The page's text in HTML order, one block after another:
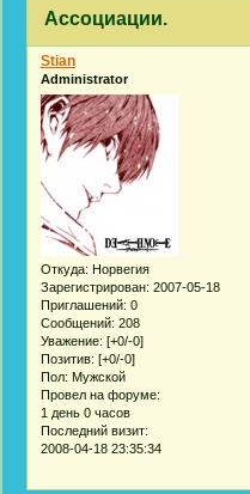
Ассоциации.
Stian
Administrator
Откуда: Норвегия
Зарегистрирован: 2007-05-18
Приглашений: 0
Сообщений: 208
Уважение: [+0/-0]
Позитив: [+0/-0]
Пол: Мужской
Провел на форуме:
1 день 0 часов
Последний визит:
2008-04-18 23:35:34